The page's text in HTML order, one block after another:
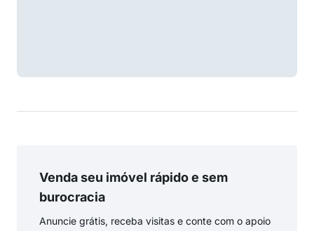
Venda seu imóvel rápido e sem
burocracia
Anuncie grátis, receba visitas e conte com o apoio